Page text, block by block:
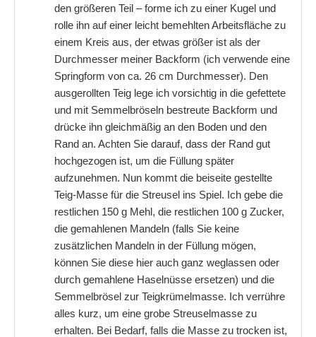
den größeren Teil – forme ich zu einer Kugel und
rolle ihn auf einer leicht bemehlten Arbeitsfläche zu
einem Kreis aus, der etwas größer ist als der
Durchmesser meiner Backform (ich verwende eine
Springform von ca. 26 cm Durchmesser). Den
ausgerollten Teig lege ich vorsichtig in die gefettete
und mit Semmelbröseln bestreute Backform und
drücke ihn gleichmäßig an den Boden und den
Rand an. Achten Sie darauf, dass der Rand gut
hochgezogen ist, um die Füllung später
aufzunehmen. Nun kommt die beiseite gestellte
Teig-Masse für die Streusel ins Spiel. Ich gebe die
restlichen 150 g Mehl, die restlichen 100 g Zucker,
die gemahlenen Mandeln (falls Sie keine
zusätzlichen Mandeln in der Füllung mögen,
können Sie diese hier auch ganz weglassen oder
durch gemahlene Haselnüsse ersetzen) und die
Semmelbrösel zur Teigkrümelmasse. Ich verrühre
alles kurz, um eine grobe Streuselmasse zu
erhalten. Bei Bedarf, falls die Masse zu trocken ist,